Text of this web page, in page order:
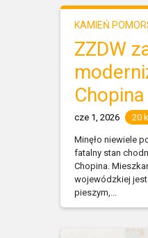
KAMIEŃ
ZZDW
Chopina
cze 1, 2026 20
Minęło niewiele
fatalny stan
Chopina.
wojewódzkiej
pieszym,...